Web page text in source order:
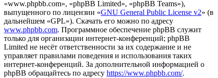
«www.phpbb.com», «phpBB Limited», «phpBB Teams»),
выпущенного по лицензии «GNU General Public License v2» (в
дальнейшем «GPL»). Скачать его можно по адресу
www.phpbb.com. Программное обеспечение phpBB служит
только для организации интернет-конференций; phpBB
Limited не несёт ответственности за их содержание и не
управляет правилами поведения и использования таких
интернет-конференций. За дополнительной информацией о
phpBB обращайтесь по адресу https://www.phpbb.com/.